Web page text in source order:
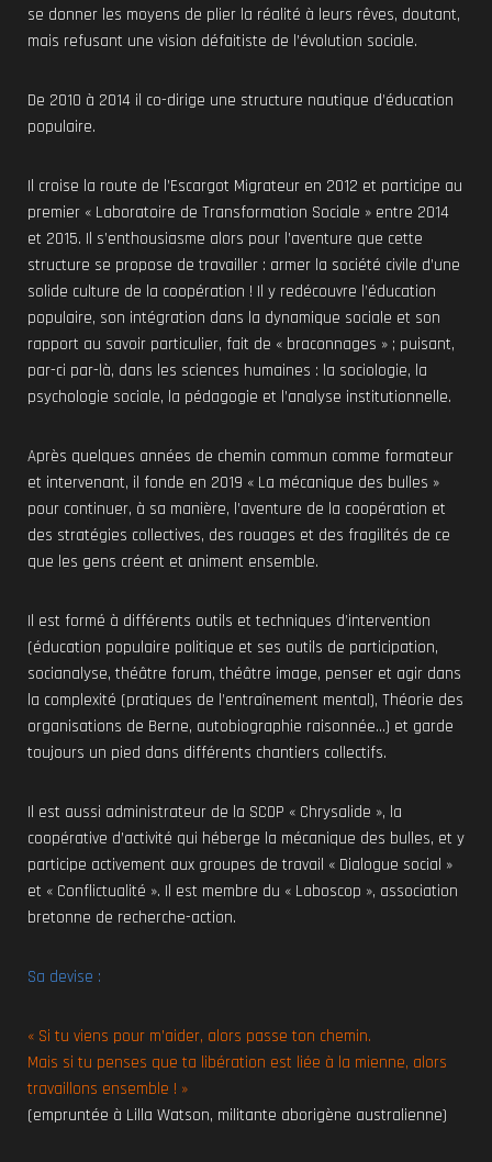
se donner les moyens de plier la réalité à leurs rêves, doutant,
mais refusant une vision défaitiste de l’évolution sociale.
De 2010 à 2014 il co-dirige une structure nautique d’éducation
populaire.
Il croise la route de l’Escargot Migrateur en 2012 et participe au
premier « Laboratoire de Transformation Sociale » entre 2014
et 2015. Il s’enthousiasme alors pour l’aventure que cette
structure se propose de travailler : armer la société civile d’une
solide culture de la coopération ! Il y redécouvre l’éducation
populaire, son intégration dans la dynamique sociale et son
rapport au savoir particulier, fait de « braconnages » ; puisant,
par-ci par-là, dans les sciences humaines : la sociologie, la
psychologie sociale, la pédagogie et l’analyse institutionnelle.
Après quelques années de chemin commun comme formateur
et intervenant, il fonde en 2019 « La mécanique des bulles »
pour continuer, à sa manière, l’aventure de la coopération et
des stratégies collectives, des rouages et des fragilités de ce
que les gens créent et animent ensemble.
Il est formé à différents outils et techniques d’intervention
(éducation populaire politique et ses outils de participation,
socianalyse, théâtre forum, théâtre image, penser et agir dans
la complexité (pratiques de l’entraînement mental), Théorie des
organisations de Berne, autobiographie raisonnée…) et garde
toujours un pied dans différents chantiers collectifs.
Il est aussi administrateur de la SCOP « Chrysalide », la
coopérative d’activité qui héberge la mécanique des bulles, et y
participe activement aux groupes de travail « Dialogue social »
et « Conflictualité ». Il est membre du « Laboscop », association
bretonne de recherche-action.
Sa devise :
« Si tu viens pour m’aider, alors passe ton chemin.
Mais si tu penses que ta libération est liée à la mienne, alors
travaillons ensemble ! »
(empruntée à Lilla Watson, militante aborigène australienne)